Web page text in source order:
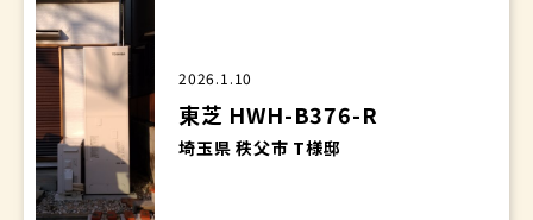
2026.1.10
東芝 HWH-B376-R
埼玉県 秩父市 T様邸